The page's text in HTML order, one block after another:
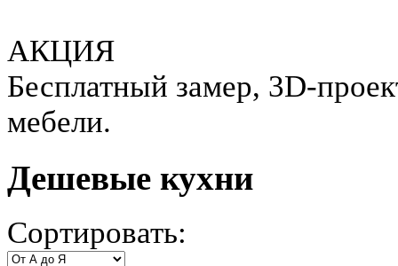
АКЦИЯ
Бесплатный замер, 3D-
мебели.
Дешевые кухни
Сортировать: